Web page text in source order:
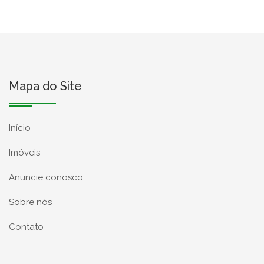
Mapa do Site
Início
Imóveis
Anuncie conosco
Sobre nós
Contato